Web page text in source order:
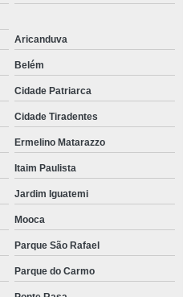
Aricanduva
Belém
Cidade Patriarca
Cidade Tiradentes
Ermelino Matarazzo
Itaim Paulista
Jardim Iguatemi
Mooca
Parque São Rafael
Parque do Carmo